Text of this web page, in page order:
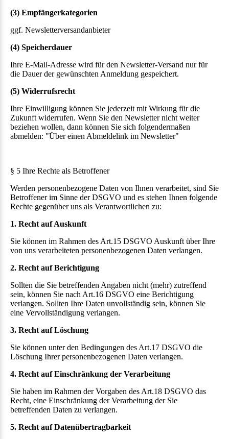
(3) Empfängerkategorien
ggf. Newsletterversandanbieter
(4) Speicherdauer
Ihre E-Mail-Adresse wird für den Newsletter-Versand nur für
die Dauer der gewünschten Anmeldung gespeichert.
(5) Widerrufsrecht
Ihre Einwilligung können Sie jederzeit mit Wirkung für die
Zukunft widerrufen. Wenn Sie den Newsletter nicht weiter
beziehen wollen, dann können Sie sich folgendermaßen
abmelden: "Über einen Abmeldelink im Newsletter"
§ 5 Ihre Rechte als Betroffener
Werden personenbezogene Daten von Ihnen verarbeitet, sind Sie
Betroffener im Sinne der DSGVO und es stehen Ihnen folgende
Rechte gegenüber uns als Verantwortlichen zu:
1. Recht auf Auskunft
Sie können im Rahmen des Art.15 DSGVO Auskunft über Ihre
von uns verarbeiteten personenbezogenen Daten verlangen.
2. Recht auf Berichtigung
Sollten die Sie betreffenden Angaben nicht (mehr) zutreffend
sein, können Sie nach Art.16 DSGVO eine Berichtigung
verlangen. Sollten Ihre Daten unvollständig sein, können Sie
eine Vervollständigung verlangen.
3. Recht auf Löschung
Sie können unter den Bedingungen des Art.17 DSGVO die
Löschung Ihrer personenbezogenen Daten verlangen.
4. Recht auf Einschränkung der Verarbeitung
Sie haben im Rahmen der Vorgaben des Art.18 DSGVO das
Recht, eine Einschränkung der Verarbeitung der Sie
betreffenden Daten zu verlangen.
5. Recht auf Datenübertragbarkeit